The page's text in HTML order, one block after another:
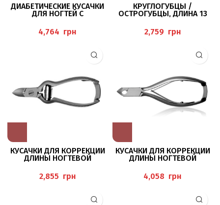
ДИАБЕТИЧЕСКИЕ КУСАЧКИ
ДЛЯ НОГТЕЙ С
КОНЧИКАМИ BAEHR
грн
КРУГЛОГУБЦЫ /
ОСТРОГУБЦЫ, ДЛИНА 13
ММ, НЕРЖАВЕЮЩАЯ СТАЛЬ
грн
КУСАЧКИ ДЛЯ КОРРЕКЦИИ
ДЛИНЫ НОГТЕВОЙ
грн
КУСАЧКИ ДЛЯ КОРРЕКЦИИ
ДЛИНЫ НОГТЕВОЙ
15 ММ BAEHR
грн